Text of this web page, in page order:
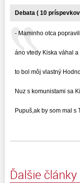
Debata ( 10
- Maminho otca
áno vtedy Kiska váhal
to bol môj vlastný
Nuz s komunistami sa
Pupuš,ak by som mal s
Ďalšie